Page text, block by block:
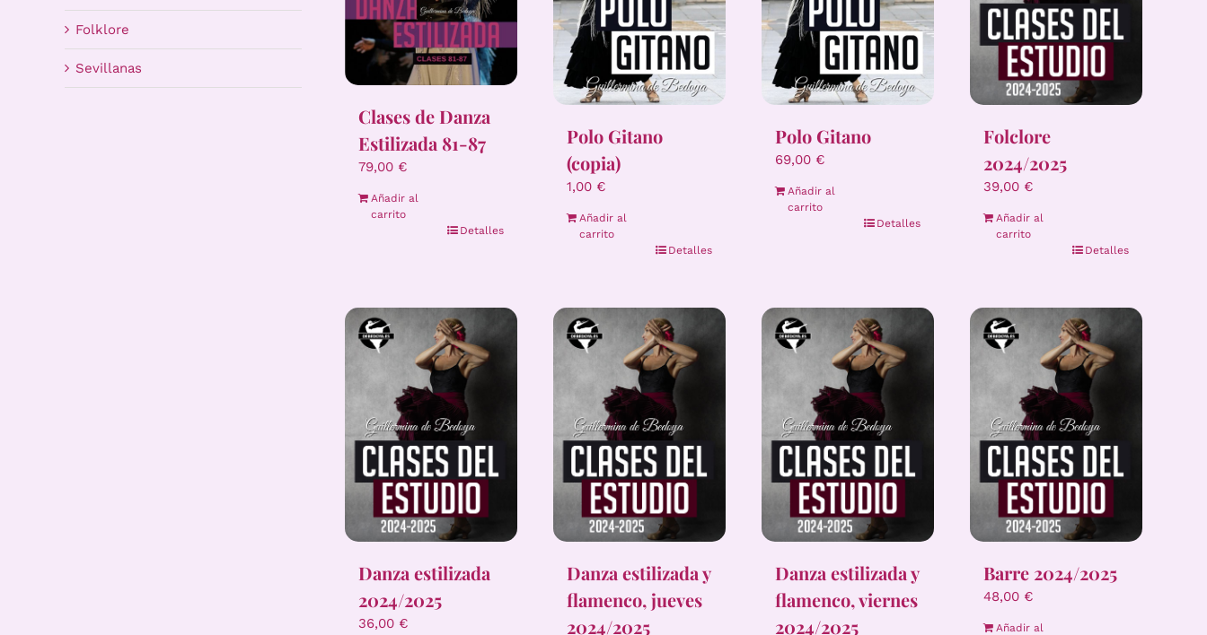
Folklore
Sevillanas
Clases de Danza
Estilizada 81-87
79,00 €
Añadir al
carrito
Detalles
Polo Gitano
(copia)
1,00 €
Añadir al
carrito
Detalles
Polo Gitano
69,00 €
Añadir al
carrito
Detalles
Folclore
2024/2025
39,00 €
Añadir al
carrito
Detalles
Danza estilizada
2024/2025
36,00 €
Danza estilizada y
flamenco, jueves
2024/2025
Danza estilizada y
flamenco, viernes
2024/2025
Barre 2024/2025
48,00 €
Añadir al